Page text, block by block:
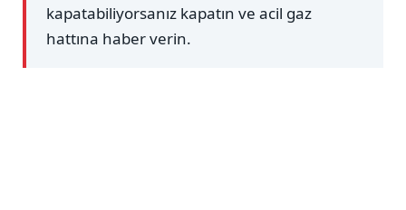
kapatabiliyorsanız kapatın ve acil gaz
hattına haber verin.